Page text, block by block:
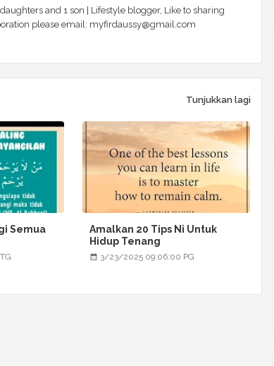
and 1 son | Lifestyle blogger, Like to sharing
please email: myfirdaussy@gmail.com
Tunjukkan lagi
Semua
Amalkan 20 Tips Ni Untuk
Hidup Tenang
3/23/2025 09:06:00 PG